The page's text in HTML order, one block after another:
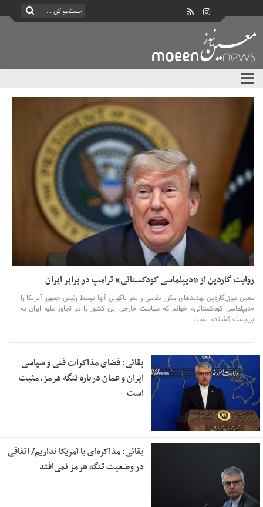
روایت گاردین از «دیپلماسی کودکستانی» ترامپ در برابر ایران
معین نیوز_گاردین تهدیدهای مکرر نظامی و لغو ناگهانی آنها توسط رئیس جمهور آمریکا را
«دیپلماسی کودکستانی» خواند که سیاست خارجی این کشور را در تجاوز علیه ایران به
بن‌بست کشانده است.
بقائی: فضای مذاکرات فنی و سیاسی
ایران و عمان درباره تنگه هرمز، مثبت
است
بقائی: مذاکره‌ای با آمریکا نداریم/ اتفاقی
در وضعیت تنگه هرمز نمی‌افتد